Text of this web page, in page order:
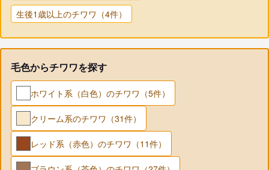
生後1歳以上のチワワ（4件）
毛色からチワワを探す
ホワイト系（白色）のチワワ（5件）
クリーム系のチワワ（31件）
レッド系（赤色）のチワワ（11件）